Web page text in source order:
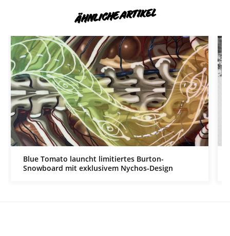
ÄHNLICHE ARTIKEL
Blue Tomato launcht limitiertes Burton-
Snowboard mit exklusivem Nychos-Design